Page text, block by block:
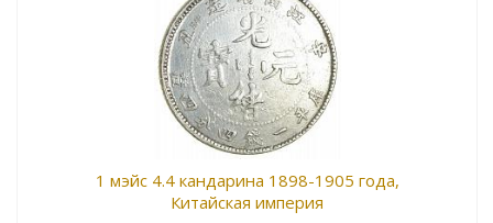
1 мэйс 4.4 кандарина 1898-1905 года,
Китайская империя